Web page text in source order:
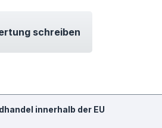
schreiben
innerhalb der EU